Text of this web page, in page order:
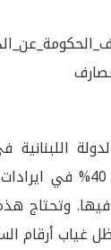
وتحتاج
غياب أرقام